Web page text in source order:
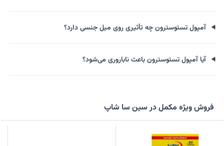
آمپول تستوسترون چه تأثیری روی میل جنسی دارد؟
آیا آمپول تستوسترون باعث ناباروری می‌شود؟
فروش ویژه مکمل در سین سا شاپ